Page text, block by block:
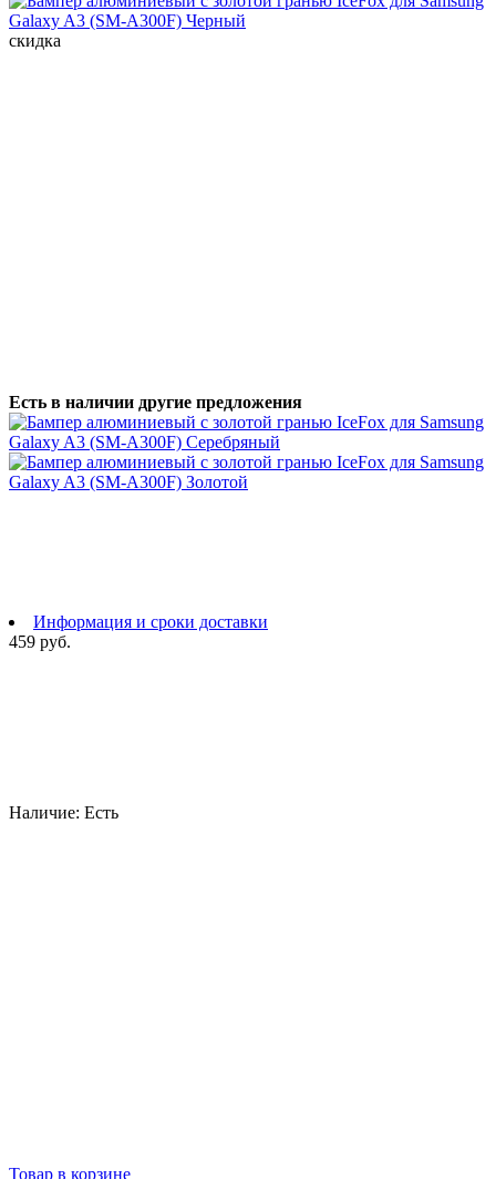
скидка
Есть в наличии другие предложения
Информация и сроки доставки
459 руб.
Наличие: Есть
Товар в корзине